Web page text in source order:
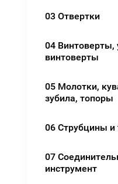
03 Отвертки
04 Винтоверты,
винтоверты
05 Молотки,
зубила, топоры
06 Струбцины и
07
инструмент